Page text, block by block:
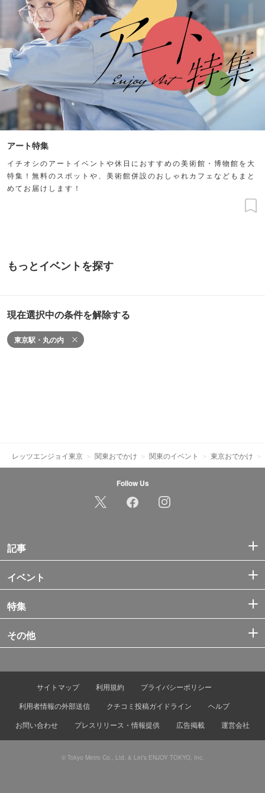
アート特集
イチオシのアートイベントや休日におすすめの美術館・博物館を大
特集！無料のスポットや、美術館併設のおしゃれカフェなどもまと
めてお届けします！
もっとイベントを探す
現在選択中の条件を解除する
東京駅・丸の内
レッツエンジョイ東京 関東おでかけ 関東のイベント 東京おでかけ
Follow Us
記事
イベント
特集
その他
サイトマップ 利用規約
プライバシーポリシー
利用者情報の外部送信
クチコミ投稿ガイドライン
ヘルプ
お問い合わせ
プレスリリース・情報提供 広告掲載 運営会社
© Tokyo Metro Co., Ltd. & Let’s ENJOY TOKYO, Inc.